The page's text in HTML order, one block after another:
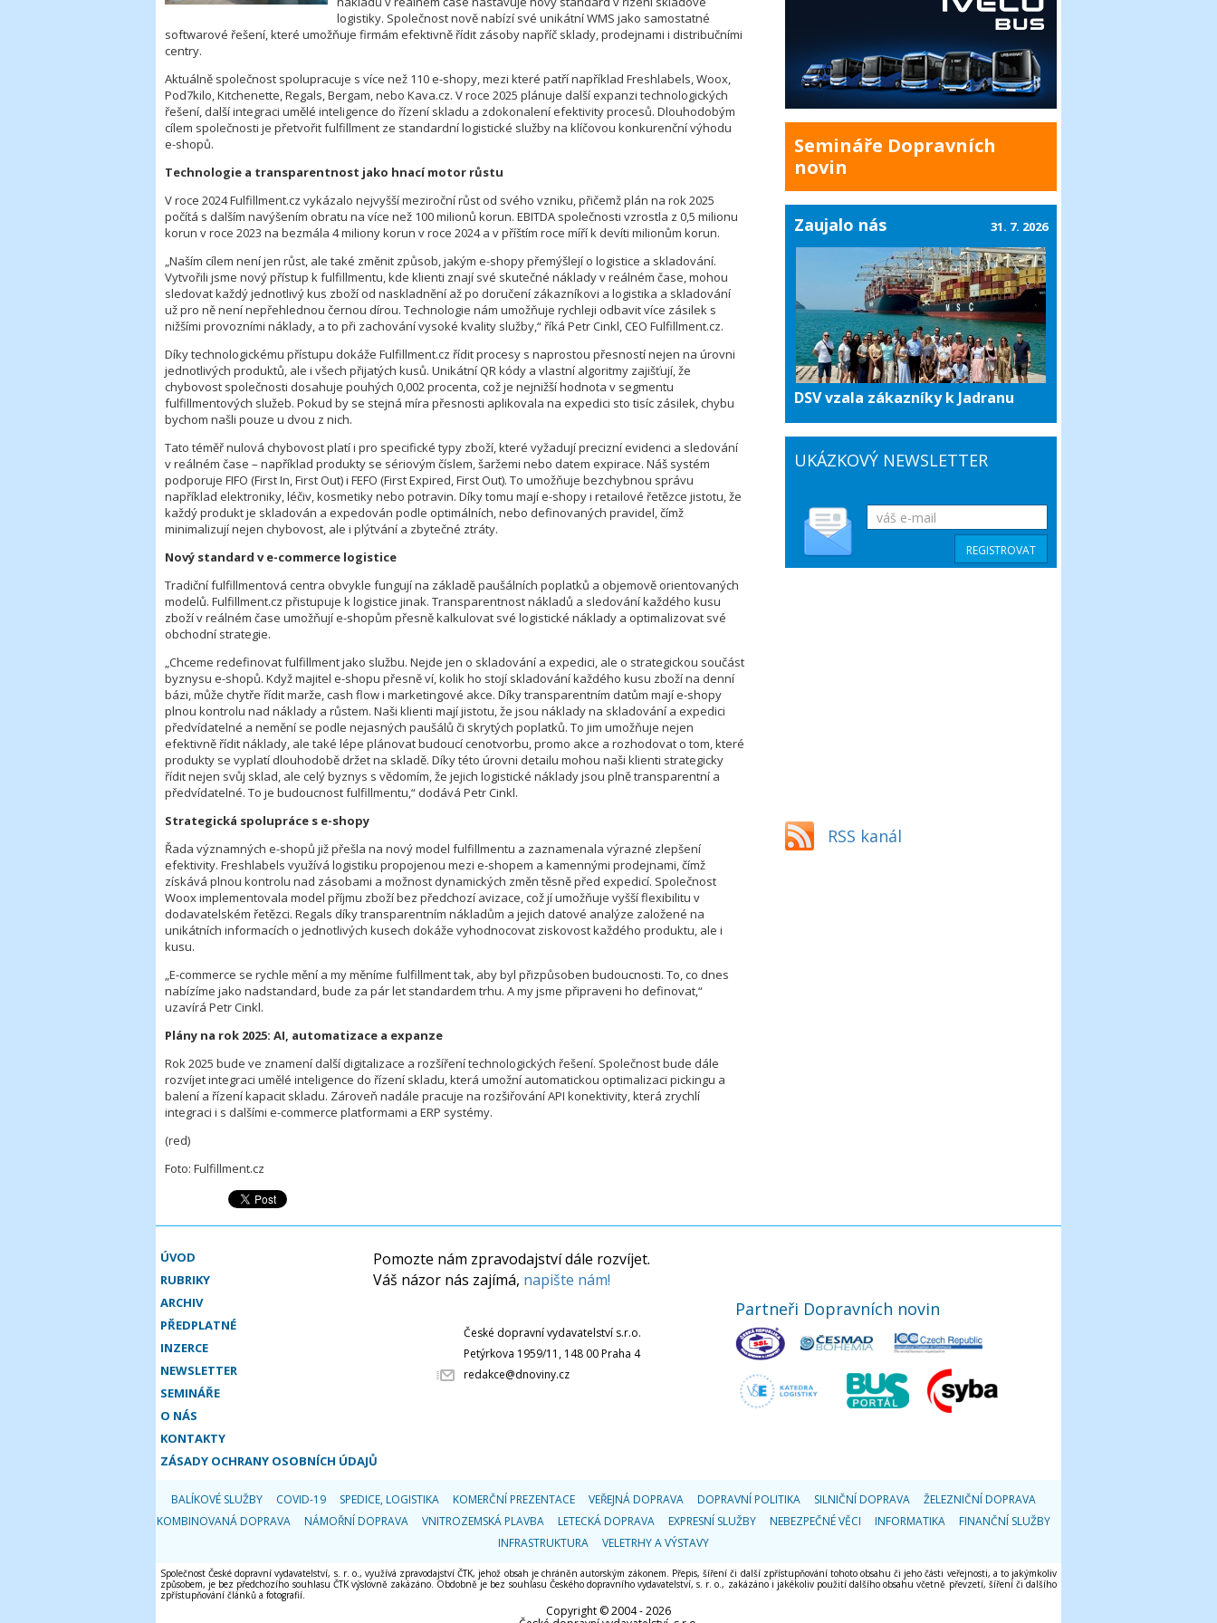
logistiky. Společnost nově nabízí své unikátní WMS jako samostatné
softwarové řešení, které umožňuje firmám efektivně řídit zásoby napříč sklady, prodejnami i distribučními
centry.
Aktuálně společnost spolupracuje s více než 110 e-shopy, mezi které patří například Freshlabels, Woox,
Pod7kilo, Kitchenette, Regals, Bergam, nebo Kava.cz. V roce 2025 plánuje další expanzi technologických
řešení, další integraci umělé inteligence do řízení skladu a zdokonalení efektivity procesů. Dlouhodobým
cílem společnosti je přetvořit fulfillment ze standardní logistické služby na klíčovou konkurenční výhodu
e-shopů.
Technologie a transparentnost jako hnací motor růstu
V roce 2024 Fulfillment.cz vykázalo nejvyšší meziroční růst od svého vzniku, přičemž plán na rok 2025
počítá s dalším navýšením obratu na více než 100 milionů korun. EBITDA společnosti vzrostla z 0,5 milionu
korun v roce 2023 na bezmála 4 miliony korun v roce 2024 a v příštím roce míří k devíti milionům korun.
„Naším cílem není jen růst, ale také změnit způsob, jakým e-shopy přemýšlejí o logistice a skladování.
Vytvořili jsme nový přístup k fulfillmentu, kde klienti znají své skutečné náklady v reálném čase, mohou
sledovat každý jednotlivý kus zboží od naskladnění až po doručení zákazníkovi a logistika a skladování
už pro ně není nepřehlednou černou dírou. Technologie nám umožňuje rychleji odbavit více zásilek s
nižšími provozními náklady, a to při zachování vysoké kvality služby,“ říká Petr Cinkl, CEO Fulfillment.cz.
Díky technologickému přístupu dokáže Fulfillment.cz řídit procesy s naprostou přesností nejen na úrovni
jednotlivých produktů, ale i všech přijatých kusů. Unikátní QR kódy a vlastní algoritmy zajišťují, že
chybovost společnosti dosahuje pouhých 0,002 procenta, což je nejnižší hodnota v segmentu
fulfillmentových služeb. Pokud by se stejná míra přesnosti aplikovala na expedici sto tisíc zásilek, chybu
bychom našli pouze u dvou z nich.
Tato téměř nulová chybovost platí i pro specifické typy zboží, které vyžadují precizní evidenci a sledování
v reálném čase – například produkty se sériovým číslem, šaržemi nebo datem expirace. Náš systém
podporuje FIFO (First In, First Out) i FEFO (First Expired, First Out). To umožňuje bezchybnou správu
například elektroniky, léčiv, kosmetiky nebo potravin. Díky tomu mají e-shopy i retailové řetězce jistotu, že
každý produkt je skladován a expedován podle optimálních, nebo definovaných pravidel, čímž
minimalizují nejen chybovost, ale i plýtvání a zbytečné ztráty.
Nový standard v e-commerce logistice
Tradiční fulfillmentová centra obvykle fungují na základě paušálních poplatků a objemově orientovaných
modelů. Fulfillment.cz přistupuje k logistice jinak. Transparentnost nákladů a sledování každého kusu
zboží v reálném čase umožňují e-shopům přesně kalkulovat své logistické náklady a optimalizovat své
obchodní strategie.
„Chceme redefinovat fulfillment jako službu. Nejde jen o skladování a expedici, ale o strategickou součást
byznysu e-shopů. Když majitel e-shopu přesně ví, kolik ho stojí skladování každého kusu zboží na denní
bázi, může chytře řídit marže, cash flow i marketingové akce. Díky transparentním datům mají e-shopy
plnou kontrolu nad náklady a růstem. Naši klienti mají jistotu, že jsou náklady na skladování a expedici
předvídatelné a nemění se podle nejasných paušálů či skrytých poplatků. To jim umožňuje nejen
efektivně řídit náklady, ale také lépe plánovat budoucí cenotvorbu, promo akce a rozhodovat o tom, které
produkty se vyplatí dlouhodobě držet na skladě. Díky této úrovni detailu mohou naši klienti strategicky
řídit nejen svůj sklad, ale celý byznys s vědomím, že jejich logistické náklady jsou plně transparentní a
předvídatelné. To je budoucnost fulfillmentu,“ dodává Petr Cinkl.
Strategická spolupráce s e-shopy
Řada významných e-shopů již přešla na nový model fulfillmentu a zaznamenala výrazné zlepšení
efektivity. Freshlabels využívá logistiku propojenou mezi e-shopem a kamennými prodejnami, čímž
získává plnou kontrolu nad zásobami a možnost dynamických změn těsně před expedicí. Společnost
Woox implementovala model příjmu zboží bez předchozí avizace, což jí umožňuje vyšší flexibilitu v
dodavatelském řetězci. Regals díky transparentním nákladům a jejich datové analýze založené na
unikátních informacích o jednotlivých kusech dokáže vyhodnocovat ziskovost každého produktu, ale i
kusu.
„E-commerce se rychle mění a my měníme fulfillment tak, aby byl přizpůsoben budoucnosti. To, co dnes
nabízíme jako nadstandard, bude za pár let standardem trhu. A my jsme připraveni ho definovat,“
uzavírá Petr Cinkl.
Plány na rok 2025: AI, automatizace a expanze
Rok 2025 bude ve znamení další digitalizace a rozšíření technologických řešení. Společnost bude dále
rozvíjet integraci umělé inteligence do řízení skladu, která umožní automatickou optimalizaci pickingu a
balení a řízení kapacit skladu. Zároveň nadále pracuje na rozšiřování API konektivity, která zrychlí
integraci i s dalšími e-commerce platformami a ERP systémy.
(red)
Foto: Fulfillment.cz
Semináře Dopravních
novin
Zaujalo nás
DSV vzala zákazníky k Jadranu
31. 7. 2026
UKÁZKOVÝ NEWSLETTER
RSS kanál
ÚVOD
RUBRIKY
ARCHIV
PŘEDPLATNÉ
INZERCE
NEWSLETTER
SEMINÁŘE
O NÁS
KONTAKTY
ZÁSADY OCHRANY OSOBNÍCH ÚDAJŮ
Pomozte nám zpravodajství dále rozvíjet.
Váš názor nás zajímá, napište nám!
České dopravní vydavatelství s.r.o.
Petýrkova 1959/11, 148 00 Praha 4
redakce@dnoviny.cz
Partneři Dopravních novin
BALÍKOVÉ SLUŽBY COVID-19 SPEDICE, LOGISTIKA KOMERČNÍ PREZENTACE VEŘEJNÁ DOPRAVA DOPRAVNÍ POLITIKA SILNIČNÍ DOPRAVA
ŽELEZNIČNÍ DOPRAVA
KOMBINOVANÁ DOPRAVA
NÁMOŘNÍ DOPRAVA VNITROZEMSKÁ PLAVBA LETECKÁ DOPRAVA EXPRESNÍ SLUŽBY NEBEZPEČNÉ VĚCI INFORMATIKA
FINANČNÍ SLUŽBY
INFRASTRUKTURA
VELETRHY A VÝSTAVY
Společnost České dopravní vydavatelství, s. r. o., využívá zpravodajství ČTK, jehož obsah je chráněn autorským zákonem. Přepis, šíření či další zpřístupňování tohoto obsahu či jeho části veřejnosti, a to jakýmkoliv
způsobem, je bez předchozího souhlasu ČTK výslovně zakázáno. Obdobně je bez souhlasu Českého dopravního vydavatelství, s. r. o., zakázáno i jakékoliv použití dalšího obsahu včetně převzetí, šíření či dalšího
zpřístupňování článků a fotografií.
Copyright © 2004 - 2026